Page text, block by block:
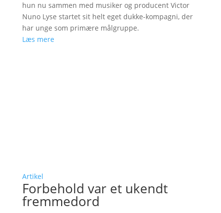
hun nu sammen med musiker og producent Victor
Nuno Lyse startet sit helt eget dukke-kompagni, der
har unge som primære målgruppe.
Læs mere
Artikel
Forbehold var et ukendt
fremmedord